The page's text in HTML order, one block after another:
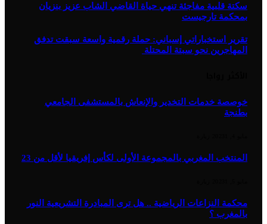
سكتة قلبية مفاجئة تنهي حياة القاضي الشاب عزيز بنزيان
بمحكمة تارجيست
تقرير استخباراتي إسباني: حملة رقمية واسعة سبقت تدفق
المهاجرين نحو سبتة المحتلة
خوصصة خدمات التخدير والإنعاش بالمستشفى الجامعي
بطنجة
المنتخب المغربي بالمجموعة الأولى لكأس إفريقيا لأقل من 23
محكمة النزاعات الرياضية .. هل ترى المبادرة التشريعية النور
بالمغرب ؟